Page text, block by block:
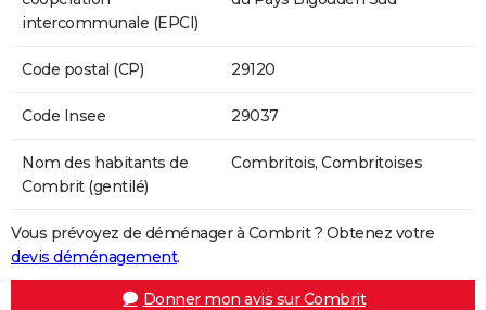
intercommunale (EPCI)
Code postal (CP) 29120
Code Insee 29037
Nom des habitants de
Combrit (gentilé)
Combritois, Combritoises
Vous prévoyez de déménager à Combrit ? Obtenez votre
devis déménagement.
Donner mon avis sur Combrit